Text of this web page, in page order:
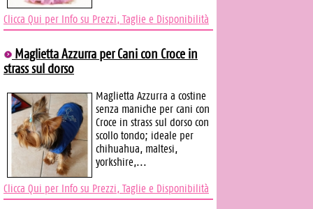
Clicca Qui per Info su Prezzi, Taglie e Disponibilità
Maglietta Azzurra per Cani con Croce in
strass sul dorso
Maglietta Azzurra a costine
senza maniche per cani con
Croce in strass sul dorso con
scollo tondo; ideale per
chihuahua, maltesi,
yorkshire,...
Clicca Qui per Info su Prezzi, Taglie e Disponibilità